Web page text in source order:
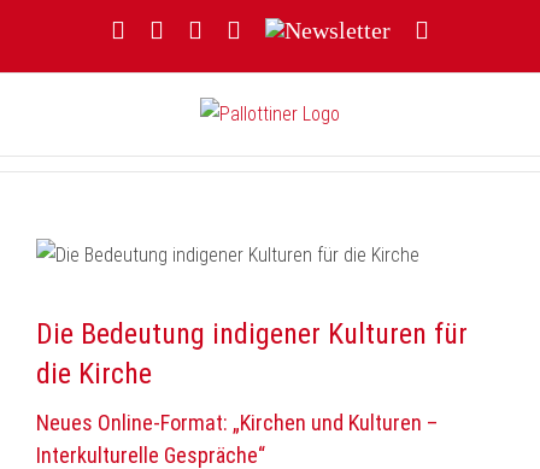
FacebookYouTubeInstagram
Threads
Newsletter
Die Bedeutung indigener Kulturen für
die Kirche
Neues Online-Format: „Kirchen und Kulturen –
Interkulturelle Gespräche“